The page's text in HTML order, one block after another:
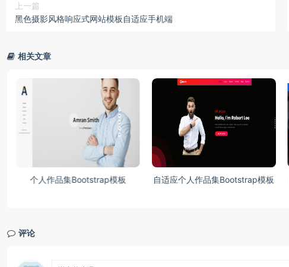
上一篇
黑色摄影风格响应式网站模板自适应手机端
相关文章
个人作品集Bootstrap模板 自适应个人作品集Bootstrap模板
评论